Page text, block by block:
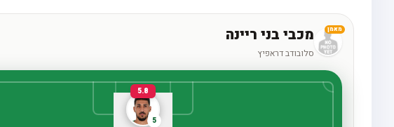
מאמן מכבי בני ריינה
סלובודב דראפיץ
5
5.8